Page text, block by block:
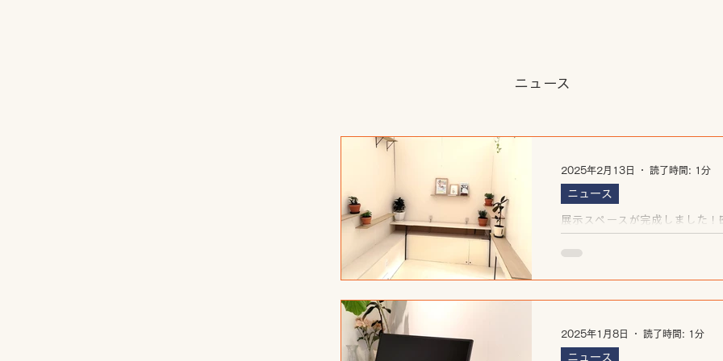
​ニュース
展示スペースが完成しました
ニュース
2025年2月13日 読了時間: 1分
ニュース
2025年1月8日 読了時間: 1分